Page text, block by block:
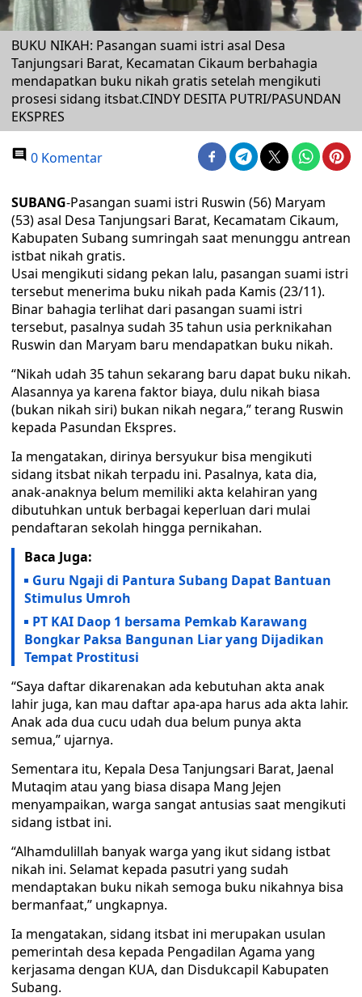
BUKU NIKAH: Pasangan suami istri asal Desa
Tanjungsari Barat, Kecamatan Cikaum berbahagia
mendapatkan buku nikah gratis setelah mengikuti
prosesi sidang itsbat.CINDY DESITA PUTRI/PASUNDAN
EKSPRES
0 Komentar
SUBANG-Pasangan suami istri Ruswin (56) Maryam
(53) asal Desa Tanjungsari Barat, Kecamatam Cikaum,
Kabupaten Subang sumringah saat menunggu antrean
istbat nikah gratis.
Usai mengikuti sidang pekan lalu, pasangan suami istri
tersebut menerima buku nikah pada Kamis (23/11).
Binar bahagia terlihat dari pasangan suami istri
tersebut, pasalnya sudah 35 tahun usia perknikahan
Ruswin dan Maryam baru mendapatkan buku nikah.
“Nikah udah 35 tahun sekarang baru dapat buku nikah.
Alasannya ya karena faktor biaya, dulu nikah biasa
(bukan nikah siri) bukan nikah negara,” terang Ruswin
kepada Pasundan Ekspres.
Ia mengatakan, dirinya bersyukur bisa mengikuti
sidang itsbat nikah terpadu ini. Pasalnya, kata dia,
anak-anaknya belum memiliki akta kelahiran yang
dibutuhkan untuk berbagai keperluan dari mulai
pendaftaran sekolah hingga pernikahan.
Baca Juga:
Guru Ngaji di Pantura Subang Dapat Bantuan
Stimulus Umroh
PT KAI Daop 1 bersama Pemkab Karawang
Bongkar Paksa Bangunan Liar yang Dijadikan
Tempat Prostitusi
“Saya daftar dikarenakan ada kebutuhan akta anak
lahir juga, kan mau daftar apa-apa harus ada akta lahir.
Anak ada dua cucu udah dua belum punya akta
semua,” ujarnya.
Sementara itu, Kepala Desa Tanjungsari Barat, Jaenal
Mutaqim atau yang biasa disapa Mang Jejen
menyampaikan, warga sangat antusias saat mengikuti
sidang istbat ini.
“Alhamdulillah banyak warga yang ikut sidang istbat
nikah ini. Selamat kepada pasutri yang sudah
mendaptakan buku nikah semoga buku nikahnya bisa
bermanfaat,” ungkapnya.
Ia mengatakan, sidang itsbat ini merupakan usulan
pemerintah desa kepada Pengadilan Agama yang
kerjasama dengan KUA, dan Disdukcapil Kabupaten
Subang.